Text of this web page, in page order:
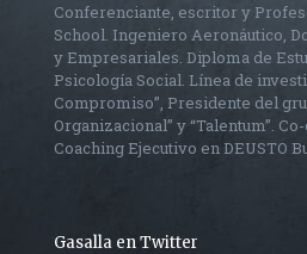
Conferenciante, escritor y
School. Ingeniero Aeronáutico,
y Empresariales. Diploma de
Psicología Social. Línea de
Compromiso”, Presidente del
Organizacional” y “Talentum”.
Coaching Ejecutivo en DEUSTO
Gasalla en Twitter